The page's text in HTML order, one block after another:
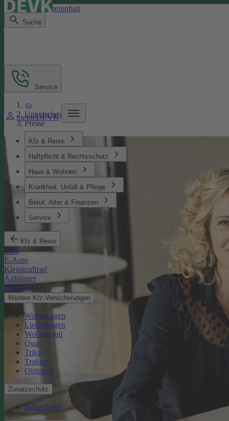
Direkt zum Seiteninhalt
Suche
meineDEVK
Kfz & Reise
Haftpflicht & Rechtsschutz
Haus & Wohnen
Krankheit, Unfall & Pflege
Beruf, Alter & Finanzen
Service
Kfz & Reise
Pkw
E-Auto
Kleinkraftrad
Anhänger
Motorrad
Weitere Kfz-Versicherungen
Wohnwagen
Lieferwagen
Wohnmobil
Quad
Trike
Traktor
Oldtimer
Zusatzschutz
Schutzbrief
Service
Unternehmen
Presse